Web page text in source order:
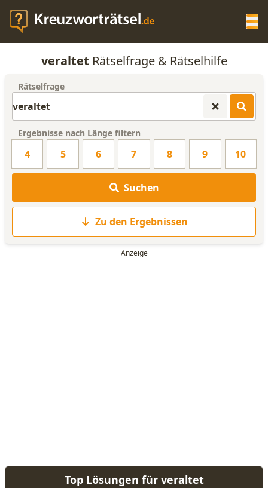
KREUZWORTRÄTSEL-HILFE
WORTLISTE
veraltet Rätselfrage & Rätselhilfe
Rätselfrage
Ergebnisse nach Länge filtern
4 5 6 7 8 9 10
Suchen
Zu den Ergebnissen
Top Lösungen für veraltet